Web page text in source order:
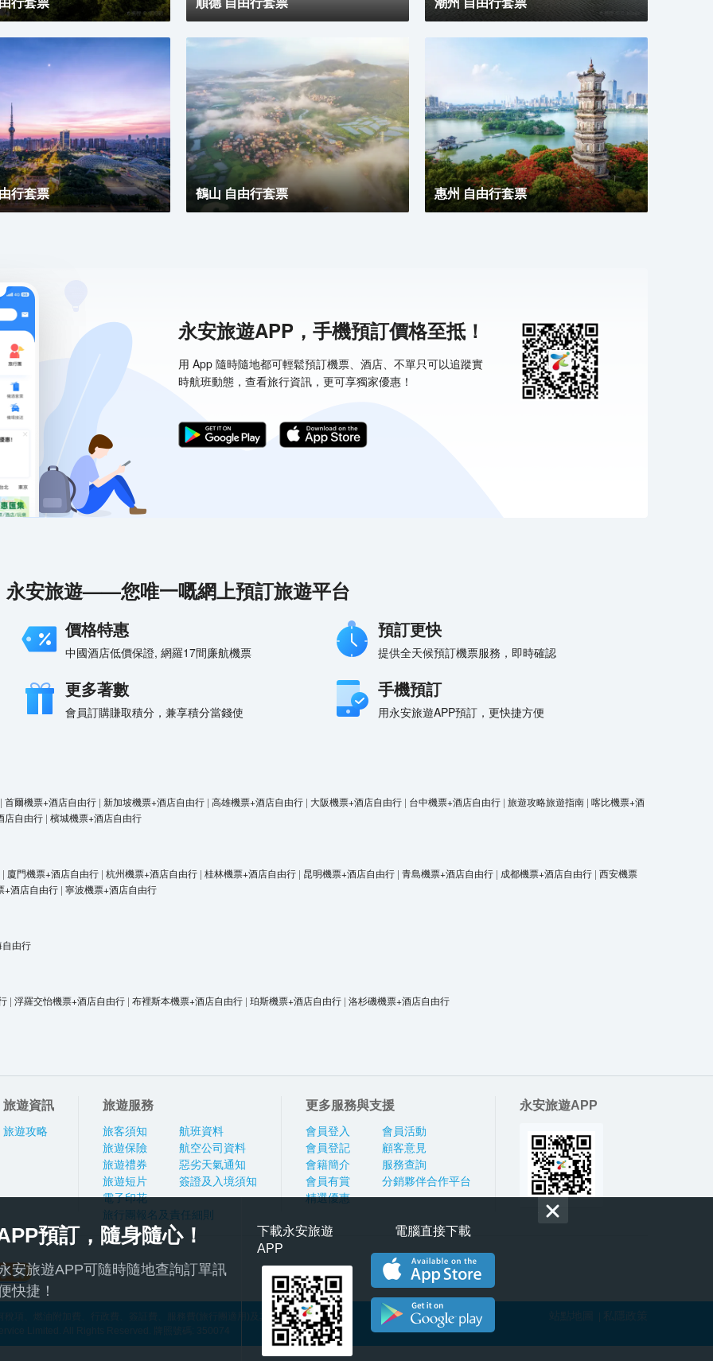
行套票 鶴山 自由行套票 惠州 自由行套票
永安旅遊APP，手機預訂價格至抵！
用 App 隨時隨地都可輕鬆預訂機票、酒店、不單只可以追蹤實
時航班動態，查看旅行資訊，更可享獨家優惠！
永安旅遊——您唯一嘅網上預訂旅遊平台
價格特惠
中國酒店低價保證, 網羅17間廉航機票
預訂更快
提供全天候預訂機票服務，即時確認
更多著數
會員訂購賺取積分，兼享積分當錢使
手機預訂
用永安旅遊APP預訂，更快捷方便
首爾機票+酒店自由行 | 新加坡機票+酒店自由行 | 高雄機票+酒店自由行 | 大阪機票+酒店自由行 | 台中機票+酒店自由行 | 旅遊攻略旅遊指南 | 喀比機票+酒
店自由行 | 檳城機票+酒店自由行
| 廈門機票+酒店自由行 | 杭州機票+酒店自由行 | 桂林機票+酒店自由行 | 昆明機票+酒店自由行 | 青島機票+酒店自由行 | 成都機票+酒店自由行 | 西安機票
+酒店自由行 | 寧波機票+酒店自由行
自由行
| 浮羅交怡機票+酒店自由行 | 布裡斯本機票+酒店自由行 | 珀斯機票+酒店自由行 | 洛杉磯機票+酒店自由行
旅遊資訊
旅遊攻略
旅遊服務
旅客須知
旅遊保險
旅遊禮券
旅遊短片
電子印花
航班資料
航空公司資料
惡劣天氣通知
簽證及入境須知
旅行團報名及責任細則
更多服務與支援
會員登入
會員登記
會籍簡介
會員有賞
精選優惠
會員活動
顧客意見
服務查詢
分銷夥伴合作平台
永安旅遊APP
項、燃油附加費、行政費、簽証費、服務費(旅行團適用)及其他應繳費用
預訂，隨身隨心！
安旅遊APP可隨時隨地查詢訂單訊
快捷！
下載永安旅遊
APP
電腦直接下載